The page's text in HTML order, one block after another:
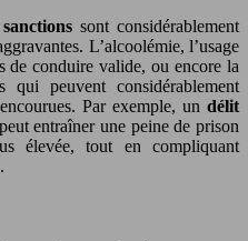
sanctionssont considérablement
L’alcoolémie, l’usage
de conduire valide, ou encore la
qui peuvent considérablement
Par exemple, un délit
entraîner une peine de prison
élevée, tout en compliquant
.